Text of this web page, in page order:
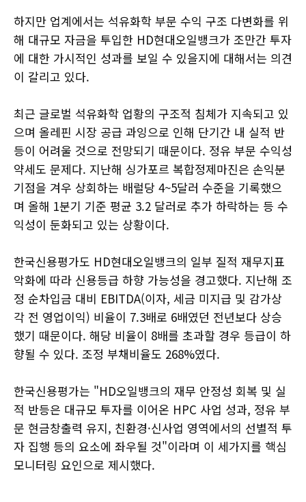
하지만 업계에서는 석유화학 부문 수익 구조 다변화를 위
해 대규모 자금을 투입한 HD현대오일뱅크가 조만간 투자
에 대한 가시적인 성과를 보일 수 있을지에 대해서는 의견
이 갈리고 있다.
최근 글로벌 석유화학 업황의 구조적 침체가 지속되고 있
으며 올레핀 시장 공급 과잉으로 인해 단기간 내 실적 반
등이 어려울 것으로 전망되기 때문이다. 정유 부문 수익성
약세도 문제다. 지난해 싱가포르 복합정제마진은 손익분
기점을 겨우 상회하는 배럴당 4~5달러 수준을 기록했으
며 올해 1분기 기준 평균 3.2 달러로 추가 하락하는 등 수
익성이 둔화되고 있는 상황이다.
한국신용평가도 HD현대오일뱅크의 일부 질적 재무지표
악화에 따라 신용등급 하향 가능성을 경고했다. 지난해 조
정 순차입금 대비 EBITDA(이자, 세금 미지급 및 감가상
각 전 영업이익) 비율이 7.3배로 6배였던 전년보다 상승
했기 때문이다. 해당 비율이 8배를 초과할 경우 등급이 하
향될 수 있다. 조정 부채비율도 268%였다.
한국신용평가는 "HD오일뱅크의 재무 안정성 회복 및 실
적 반등은 대규모 투자를 이어온 HPC 사업 성과, 정유 부
문 현금창출력 유지, 친환경·신사업 영역에서의 선별적 투
자 집행 등의 요소에 좌우될 것"이라며 이 세가지를 핵심
모니터링 요인으로 제시했다.